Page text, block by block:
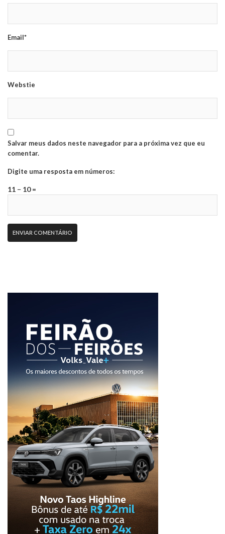
Email*
Webstie
Salvar meus dados neste navegador para a próxima vez que eu
comentar.
Digite uma resposta em números:
11 − 10 =